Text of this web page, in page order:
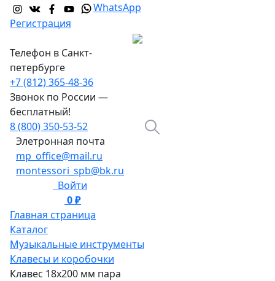
WhatsApp
Регистрация
Телефон в Санкт-
петербурге
+7 (812) 365-48-36
Звонок по России —
бесплатный!
8 (800) 350-53-52
Элетронная почта
mp_office@mail.ru
montessori_spb@bk.ru
Войти
0 ₽
Главная страница
Каталог
Музыкальные инструменты
Клавесы и коробочки
Клавес 18х200 мм пара